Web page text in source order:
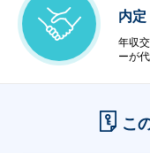
内定
年収
ーが代
こ